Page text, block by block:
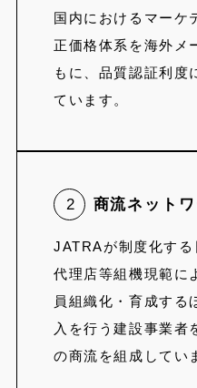
国内におけるマーケ
正価格体系を海外メ
もに、品質認証利度
ています。
2 商流ネット
JATRAが制度化す
代理店等組機現範に
員組織化・育成する
入を行う建設事業者
の商流を組成してい